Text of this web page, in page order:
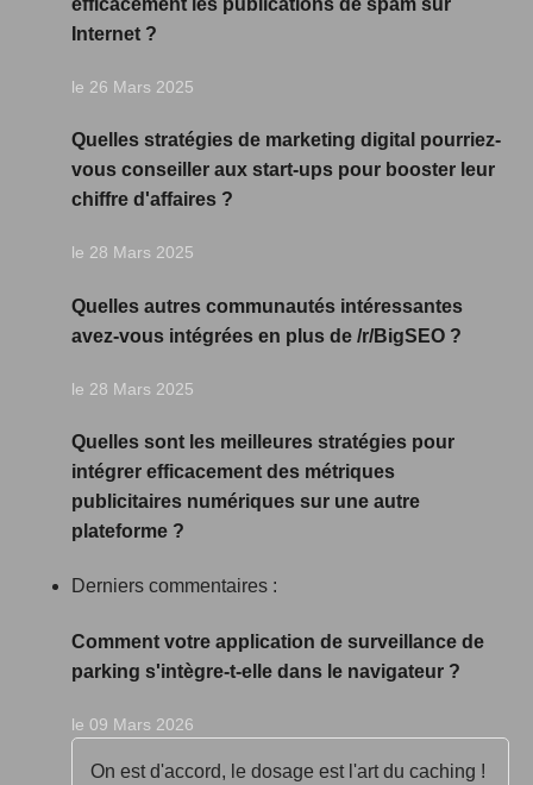
Internet ?
le 26 Mars 2025
Quelles stratégies de marketing digital pourriez-
vous conseiller aux start-ups pour booster leur
chiffre d'affaires ?
le 28 Mars 2025
Quelles autres communautés intéressantes
avez-vous intégrées en plus de /r/BigSEO ?
le 28 Mars 2025
Quelles sont les meilleures stratégies pour
intégrer efficacement des métriques
publicitaires numériques sur une autre
plateforme ?
Derniers commentaires :
Comment votre application de surveillance de
parking s'intègre-t-elle dans le navigateur ?
le 09 Mars 2026
On est d'accord, le dosage est l'art du caching !